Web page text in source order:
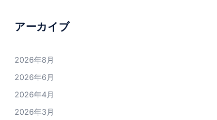
アーカイブ
2026年8月
2026年6月
2026年4月
2026年3月